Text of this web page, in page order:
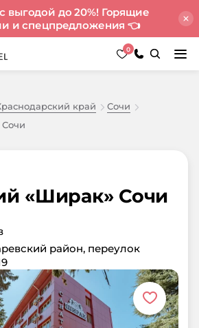
выгодой до 20%! Горящие
и спецпредложения 👈
0
край
Сочи
«Ширак» Сочи
район, переулок